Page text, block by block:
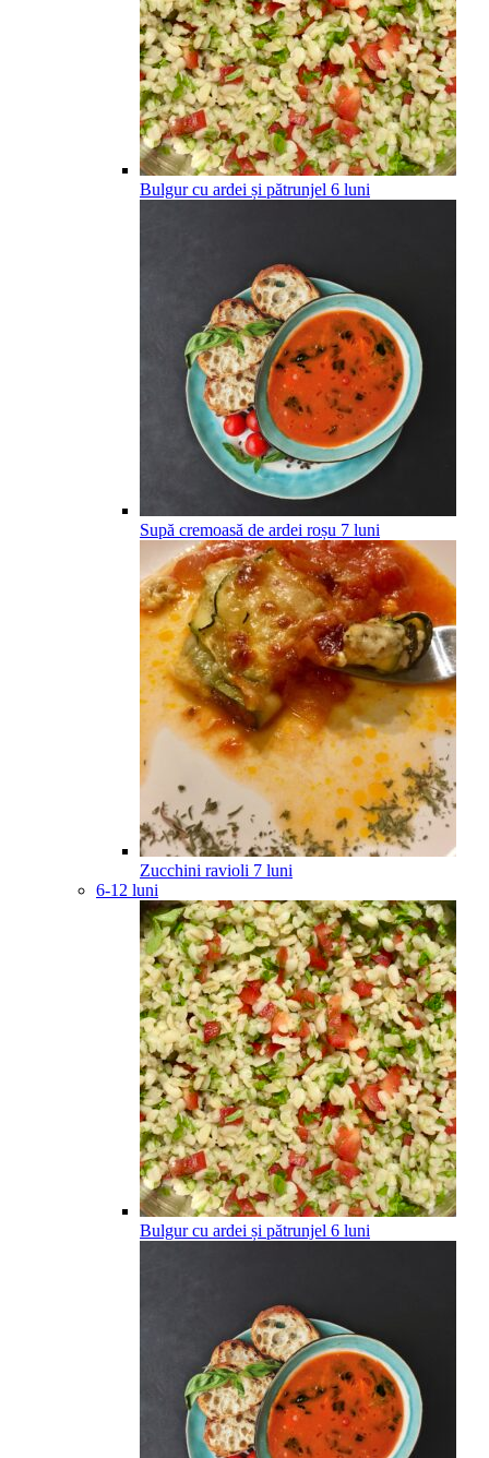
Bulgur cu ardei și pătrunjel 6 luni
Supă cremoasă de ardei roșu 7 luni
Zucchini ravioli 7 luni
6-12 luni
Bulgur cu ardei și pătrunjel 6 luni